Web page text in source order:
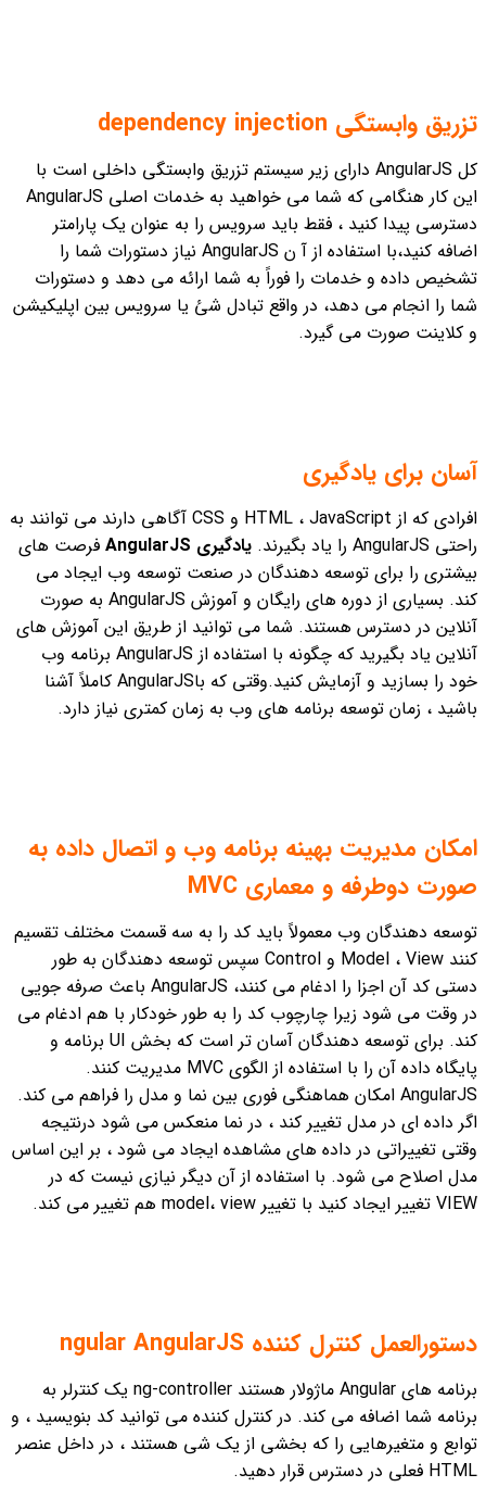
تزریق وابستگی dependency injection
کل AngularJS دارای زیر سیستم تزریق وابستگی داخلی است با
این کار هنگامی که شما می خواهید به خدمات اصلی AngularJS
دسترسی پیدا کنید ، فقط باید سرویس را به عنوان یک پارامتر
اضافه کنید،با استفاده از آ ن AngularJS نیاز دستورات شما را
تشخیص داده و خدمات را فوراً به شما ارائه می دهد و دستورات
شما را انجام می دهد، در واقع تبادل شئ یا سرویس بین اپلیکیشن
و کلاینت صورت می گیرد.
آسان برای یادگیری
افرادی که از HTML ، JavaScript و CSS آگاهی دارند می توانند به
راحتی AngularJS را یاد بگیرند.
یادگیری AngularJS
فرصت های
بیشتری را برای توسعه دهندگان در صنعت توسعه وب ایجاد می
کند. بسیاری از دوره های رایگان و آموزش AngularJS به صورت
آنلاین در دسترس هستند. شما می توانید از طریق این آموزش های
آنلاین یاد بگیرید که چگونه با استفاده از AngularJS برنامه وب
خود را بسازید و آزمایش کنید.وقتی که باAngularJS کاملاً آشنا
باشید ، زمان توسعه برنامه های وب به زمان کمتری نیاز دارد.
امکان مدیریت بهینه برنامه وب و اتصال داده به
صورت دوطرفه و معماری MVC
توسعه دهندگان وب معمولاً باید کد را به سه قسمت مختلف تقسیم
کنند Model ، View و Control سپس توسعه دهندگان به طور
دستی کد آن اجزا را ادغام می کنند، AngularJS باعث صرفه جویی
در وقت می شود زیرا چارچوب کد را به طور خودکار با هم ادغام می
کند. برای توسعه دهندگان آسان تر است که بخش UI برنامه و
پایگاه داده آن را با استفاده از الگوی MVC مدیریت کنند.
AngularJS امکان هماهنگی فوری بین نما و مدل را فراهم می کند.
اگر داده ای در مدل تغییر کند ، در نما منعکس می شود درنتیجه
وقتی تغییراتی در داده های مشاهده ایجاد می شود ، بر این اساس
مدل اصلاح می شود. با استفاده از آن دیگر نیازی نیست که در
VIEW تغییر ایجاد کنید با تغییر model، view هم تغییر می کند.
دستورالعمل کنترل کننده ngular AngularJS
برنامه های Angular ماژولار هستند ng-controller یک کنترلر به
برنامه شما اضافه می کند. در کنترل کننده می توانید کد بنویسید ، و
توابع و متغیرهایی را که بخشی از یک شی هستند ، در داخل عنصر
HTML فعلی در دسترس قرار دهید.